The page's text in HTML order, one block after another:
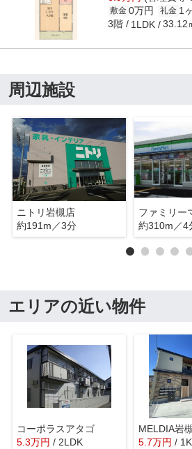
敷金 0万円 礼金 1
3階 1LDK 33.12
周辺施設
ニトリ岩槻店
約191m／3分
約310m／4
エリアの近い物件
コーポラスアタゴ
5.3万円 / 2LDK
MELDIA岩
5.7万円 / 1K